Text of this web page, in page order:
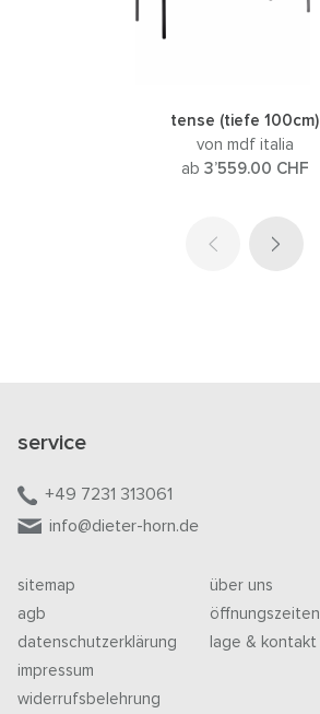
tense (tiefe 100cm)
von mdf italia
ab 3’559.00 CHF
service
+49 7231 313061
info@dieter-horn.de
sitemap
agb
datenschutzerklärung
impressum
widerrufsbelehrung
über uns
öffnungszeiten
lage & kontakt